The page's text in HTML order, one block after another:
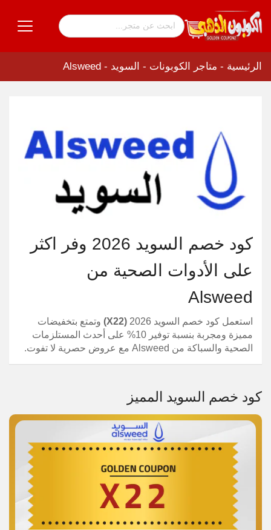
الرئيسية - متاجر الكوبونات - السويد - Alsweed
كود خصم السويد 2026 وفر اكثر
على الأدوات الصحية من
Alsweed
استعمل كود خصم السويد 2026 (X22)
وتمتع بتخفيضات
مميزة ومجربة بنسبة توفير 10% على أحدث المستلزمات
الصحية والسباكة من Alsweed مع عروض حصرية لا تفوت.
كود خصم السويد المميز